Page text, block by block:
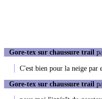
Gore-tex sur chaussure trail
C'est bien pour la neige par
Gore-tex sur chaussure trail